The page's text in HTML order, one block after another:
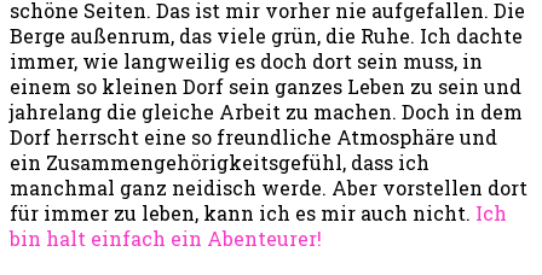
schöne Seiten. Das ist mir vorher nie aufgefallen. Die
Berge außenrum, das viele grün, die Ruhe. Ich dachte
immer, wie langweilig es doch dort sein muss, in
einem so kleinen Dorf sein ganzes Leben zu sein und
jahrelang die gleiche Arbeit zu machen. Doch in dem
Dorf herrscht eine so freundliche Atmosphäre und
ein Zusammengehörigkeitsgefühl, dass ich
manchmal ganz neidisch werde. Aber vorstellen dort
für immer zu leben, kann ich es mir auch nicht. Ich
bin halt einfach ein Abenteurer!